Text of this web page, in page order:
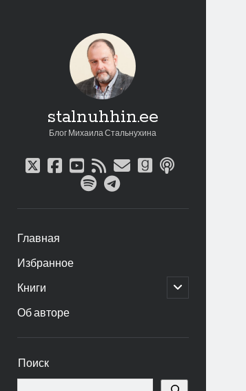
stalnuhhin.ee
Блог Михаила Стальнухина
twitter
facebook
youtube
rssemailgoodreads
podcast
spotifytelegram
Главная
Избранное
Книги
открыть
дочернее
Об авторе
панель
Поиск